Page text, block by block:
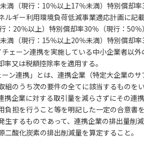
（現行：10％以上17％未満）特別償却率
ギー利用環境負荷低減事業適応計画に記
20％以上）特別償却率30％（現行：50％
（現行：15％以上20％未満）特別償却率
チェーン連携を実施している中小企業者
又は税額控除率を適用する。
ーン連携」とは、連携企業（特定大企業
のうち次の要件の全てに該当するものをい
企業に対する取引量を減らさずにその連
担を行うこと等を明記した一定の合意書を
するものであって、連携企業の排出量削減
酸化炭素の排出削減量を算定すること。